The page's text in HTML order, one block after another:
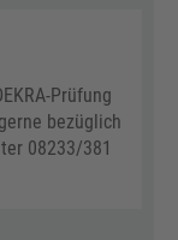
Prüfung
bezüglich
08233/381